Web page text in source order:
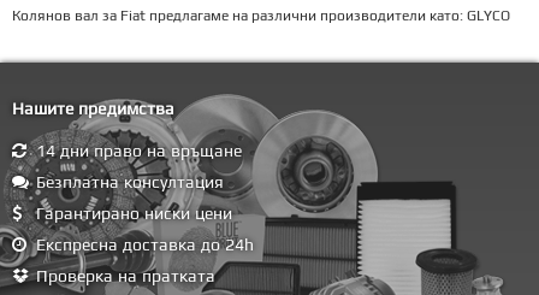
Колянов вал за Fiat предлагаме на различни производители като: GLYCO
Нашите предимства
14 дни право на връщане
Безплатна консултация
Гарантирано ниски цени
Експресна доставка до 24h
Проверка на пратката